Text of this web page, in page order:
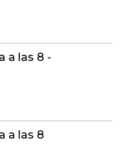
a las 8 -
a las 8